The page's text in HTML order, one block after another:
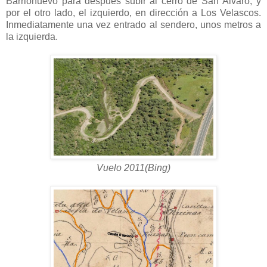
por el otro lado, el izquierdo, en dirección a Los Velascos.
Inmediatamente una vez entrado al sendero, unos metros a
la izquierda.
Vuelo 2011(Bing)